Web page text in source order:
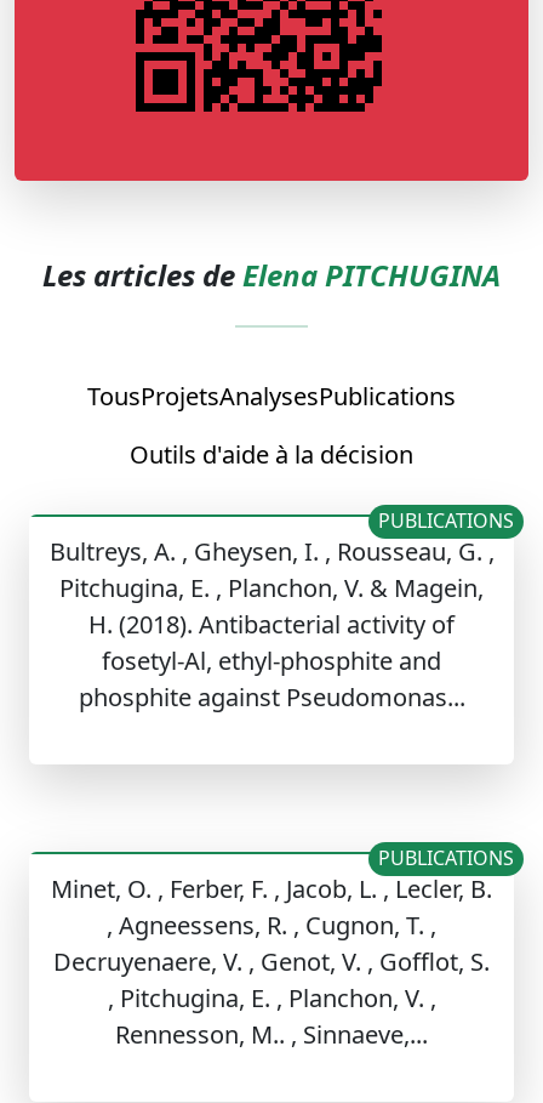
Les articles deElena PITCHUGINA
TousProjetsAnalysesPublications
Outils d'aide à la décision
Bultreys, A. , Gheysen, I. , Rousseau, G. ,
Pitchugina, E. , Planchon, V. & Magein,
H. (2018). Antibacterial activity of
fosetyl-Al, ethyl-phosphite and
phosphite against Pseudomonas...
PUBLICATIONS
Minet, O. , Ferber, F. , Jacob, L. , Lecler, B.
, Agneessens, R. , Cugnon, T. ,
Decruyenaere, V. , Genot, V. , Gofflot, S.
, Pitchugina, E. , Planchon, V. ,
Rennesson, M.. , Sinnaeve,...
PUBLICATIONS